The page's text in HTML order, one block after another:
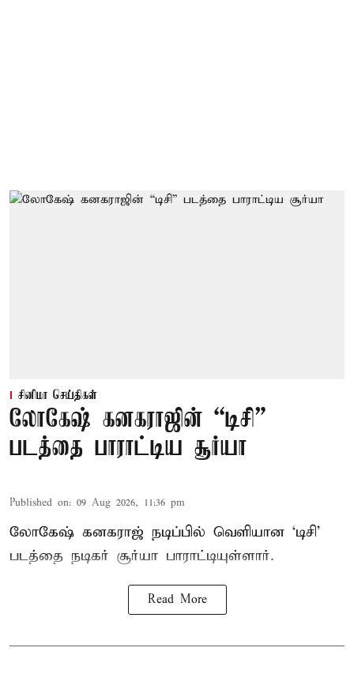
சினிமா செய்திகள்
லோகேஷ் கனகராஜின் “டிசி”
படத்தை பாராட்டிய சூர்யா
Published on: 09 Aug 2026, 11:36 pm
லோகேஷ் கனகராஜ் நடிப்பில் வெளியான ‘டிசி’
படத்தை நடிகர் சூர்யா பாராட்டியுள்ளார்.
Read More